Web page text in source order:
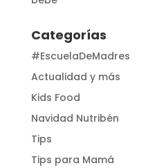
Categorías
#EscuelaDeMadres
Actualidad y más
Kids Food
Navidad Nutribén
Tips
Tips para Mamá